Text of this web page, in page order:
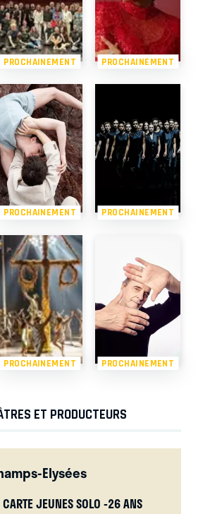
PROCHAINEMENT PROCHAINEMENT
PROCHAINEMENT PROCHAINEMENT
PROCHAINEMENT PROCHAINEMENT
ET PRODUCTEURS
Elysées
CARTE JEUNES SOLO -26 ANS